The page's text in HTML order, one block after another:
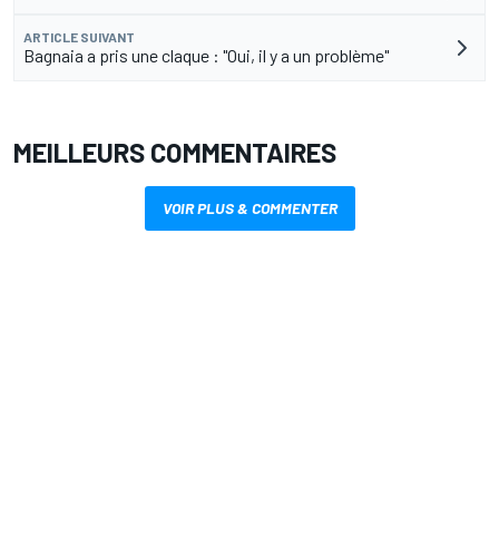
ARTICLE SUIVANT
Bagnaia a pris une claque : "Oui, il y a un problème"
MEILLEURS COMMENTAIRES
VOIR PLUS & COMMENTER